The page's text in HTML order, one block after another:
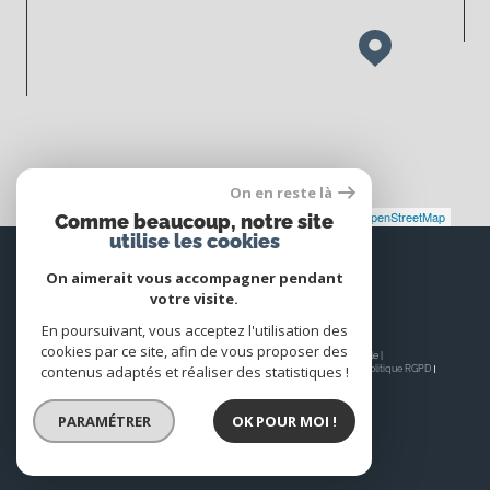
Leaflet|©JawgMaps © OpenStreetMap
Espace
PROPRIÉTAIRE
Se connecter
© 2026 | Tous droits réservés | Traduction powered by Google |
Nos honoraires
Plan du site Mentions légales Admin Nos liens
Politique RGPD
On en reste là
Comme beaucoup, notre site
utilise les cookies
On aimerait vous accompagner pendant
votre visite.
En poursuivant, vous acceptez l'utilisation des
cookies par ce site, afin de vous proposer des
contenus adaptés et réaliser des statistiques !
PARAMÉTRER OK POUR MOI !